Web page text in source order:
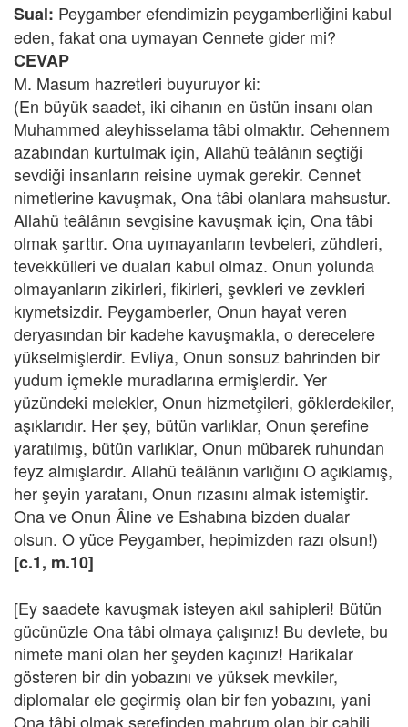
Sual: Peygamber efendimizin peygamberliğini kabul
eden, fakat ona uymayan Cennete gider mi?
CEVAP
M. Masum hazretleri buyuruyor ki:
(En büyük saadet, iki cihanın en üstün insanı olan
Muhammed aleyhisselama tâbi olmaktır. Cehennem
azabından kurtulmak için, Allahü teâlânın seçtiği
sevdiği insanların reisine uymak gerekir. Cennet
nimetlerine kavuşmak, Ona tâbi olanlara mahsustur.
Allahü teâlânın sevgisine kavuşmak için, Ona tâbi
olmak şarttır. Ona uymayanların tevbeleri, zühdleri,
tevekkülleri ve duaları kabul olmaz. Onun yolunda
olmayanların zikirleri, fikirleri, şevkleri ve zevkleri
kıymetsizdir. Peygamberler, Onun hayat veren
deryasından bir kadehe kavuşmakla, o derecelere
yükselmişlerdir. Evliya, Onun sonsuz bahrinden bir
yudum içmekle muradlarına ermişlerdir. Yer
yüzündeki melekler, Onun hizmetçileri, göklerdekiler,
aşıklarıdır. Her şey, bütün varlıklar, Onun şerefine
yaratılmış, bütün varlıklar, Onun mübarek ruhundan
feyz almışlardır. Allahü teâlânın varlığını O açıklamış,
her şeyin yaratanı, Onun rızasını almak istemiştir.
Ona ve Onun Âline ve Eshabına bizden dualar
olsun. O yüce Peygamber, hepimizden razı olsun!)
[c.1, m.10]
[Ey saadete kavuşmak isteyen akıl sahipleri! Bütün
gücünüzle Ona tâbi olmaya çalışınız! Bu devlete, bu
nimete mani olan her şeyden kaçınız! Harikalar
gösteren bir din yobazını ve yüksek mevkiler,
diplomalar ele geçirmiş olan bir fen yobazını, yani
Ona tâbi olmak şerefinden mahrum olan bir cahili,